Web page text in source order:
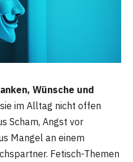
Wünsche und
im Alltag nicht offen
Scham, Angst vor
Mangel an einem
Fetisch-Themen